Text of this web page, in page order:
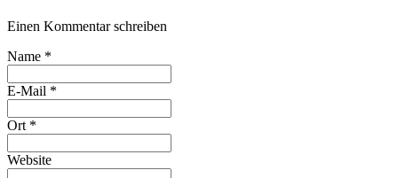
Einen Kommentar schreiben
Name *
E-Mail *
Ort *
Website